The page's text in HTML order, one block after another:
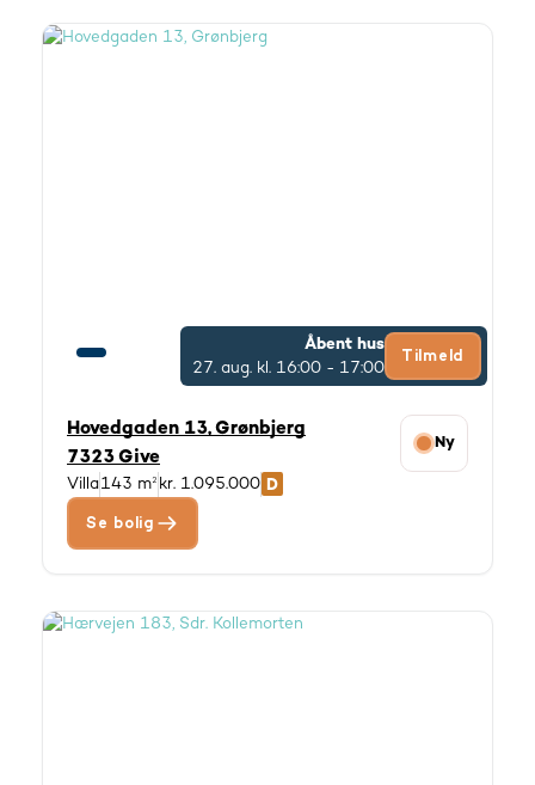
Åbent hus
27. aug. kl. 16:00 - 17:00
Tilmeld
Hovedgaden 13, Grønbjerg
7323 Give
Ny
Villa143 m² kr. 1.095.000
Se bolig